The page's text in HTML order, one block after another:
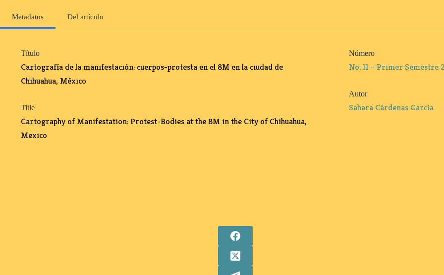
Metadatos
Título
Cartografía de la manifestación: cuerpos-protesta en el 8M en la ciudad de
Chihuahua, México
Title
Cartography of Manifestation: Protest-Bodies at the 8M in the City of Chihuahua,
Mexico
Número
No. 11 – Primer Semestre
Autor
Sahara Cárdenas García
Del artículo